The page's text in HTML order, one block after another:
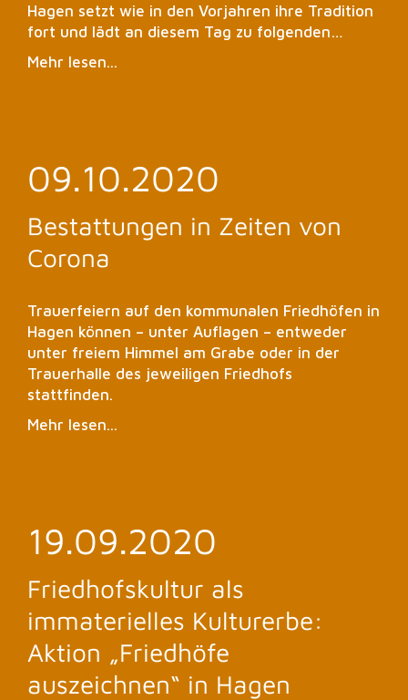
Hagen setzt wie in den Vorjahren ihre Tradition
fort und lädt an diesem Tag zu folgenden…
Mehr lesen...
09.10.2020
Bestattungen in Zeiten von
Corona
Trauerfeiern auf den kommunalen Friedhöfen in
Hagen können – unter Auflagen – entweder
unter freiem Himmel am Grabe oder in der
Trauerhalle des jeweiligen Friedhofs
stattfinden.
Mehr lesen...
19.09.2020
Friedhofskultur als
immaterielles Kulturerbe:
Aktion „Friedhöfe
auszeichnen“ in Hagen